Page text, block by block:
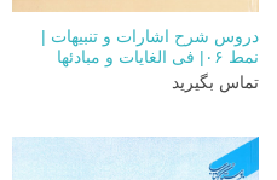
دروس شرح اشارات و تنبیهات |
نمط ۰۶| فی الغایات و مبادئها
تماس بگیرید